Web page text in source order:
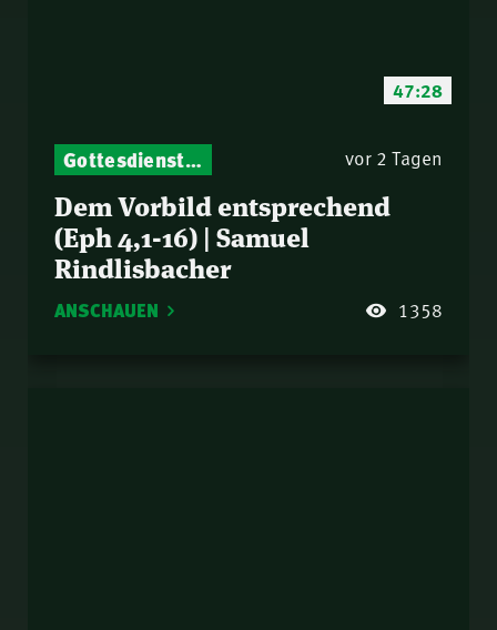
47:28
Gottesdienst-Botschaften – Jeden Sonntag neu: Aktuelle Predigten vom Mitternachtsruf vor 2 Tagen
Dem Vorbild entsprechend
(Eph 4,1-16) | Samuel
Rindlisbacher
ANSCHAUEN 1358